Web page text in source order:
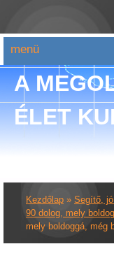
A
ÉLET
Kezdőlap » Segítő,
90 dolog, mely
mely boldoggá, még
menü